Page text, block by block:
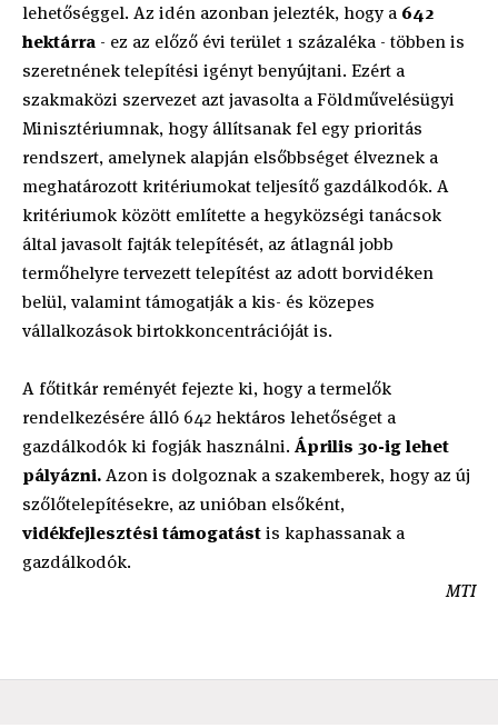
lehetőséggel. Az idén azonban jelezték, hogy a 642
hektárra - ez az előző évi terület 1 százaléka - többen is
szeretnének telepítési igényt benyújtani. Ezért a
szakmaközi szervezet azt javasolta a Földművelésügyi
Minisztériumnak, hogy állítsanak fel egy prioritás
rendszert, amelynek alapján elsőbbséget élveznek a
meghatározott kritériumokat teljesítő gazdálkodók. A
kritériumok között említette a hegyközségi tanácsok
által javasolt fajták telepítését, az átlagnál jobb
termőhelyre tervezett telepítést az adott borvidéken
belül, valamint támogatják a kis- és közepes
vállalkozások birtokkoncentrációját is.
A főtitkár reményét fejezte ki, hogy a termelők
rendelkezésére álló 642 hektáros lehetőséget a
gazdálkodók ki fogják használni. Április 30-ig lehet
pályázni.Azon is dolgoznak a szakemberek, hogy az új
szőlőtelepítésekre, az unióban elsőként,
vidékfejlesztési támogatástis kaphassanak a
gazdálkodók.
MTI